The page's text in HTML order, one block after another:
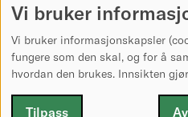
Vi bruker
Vi bruker informasjonskapsler
fungere som den skal, og for å
hvordan den brukes. Innsikten
Tilpass